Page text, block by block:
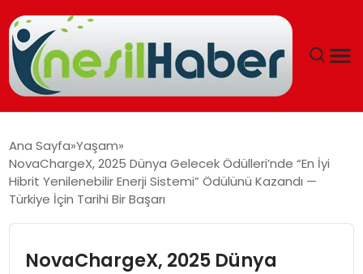
GÜNCEL
EĞITIM
Ana Sayfa Yaşam
NovaChargeX, 2025 Dünya Gelecek Ödülleri’nde “En İyi
Hibrit Yenilenebilir Enerji Sistemi” Ödülünü Kazandı —
Türkiye İçin Tarihi Bir Başarı
NovaChargeX, 2025 Dünya